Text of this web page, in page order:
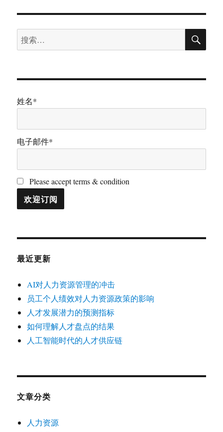
搜
索：
搜
姓名*
电子邮件*
Please accept terms & condition
最近更新
AI对人力资源管理的冲击
员工个人绩效对人力资源政策的影响
人才发展潜力的预测指标
如何理解人才盘点的结果
人工智能时代的人才供应链
文章分类
人力资源